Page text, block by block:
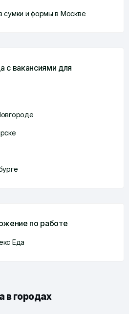
сумки и формы в Москве
с вакансиями для
по работе
Еда
в городах